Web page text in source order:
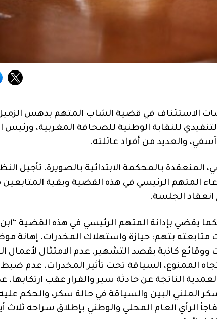
الاستئناف في قضية الشاب المتهم بدهس
للنقابة الوطنية للصحافة المغربية، ورئيس
والعديد من أفراد عائلته.
بالمحكمة الابتدائية بالصويرة، تأجيل
أكتوبر 2022، لإعادة استدعاء المتهم الرئيسي في هذه القضية وبقية
انعقاد الجلسة.
يقضي بإدانة المتهم الرئيسي في هذه القضية
متابعته بتهم: حيازة واستهلاك المخدرات، إهانة
كاذبة بقصد التشهير، عدم الامتثال لأعمال
الممنوع، السياقة تحت تأثير المخدرات، عدم
الناتجة عن حادثة سير والفرار عقب ارتكابها،
العلني البين والسياقة في حالة سكر، والحكم
الرأي العام المحلي والوطني بإطلاق سراحه ثلاث